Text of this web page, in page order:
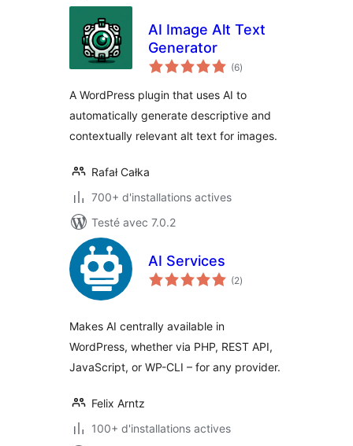
AI Image Alt Text
Generator
(6notes
en
)
A WordPress plugin that uses AI to
automatically generate descriptive and
contextually relevant alt text for images.
Rafał Całka
700+ d'installations actives
Testé avec 7.0.2
AI Services
(2notes
en
)
Makes AI centrally available in
WordPress, whether via PHP, REST API,
JavaScript, or WP-CLI – for any provider.
Felix Arntz
100+ d'installations actives